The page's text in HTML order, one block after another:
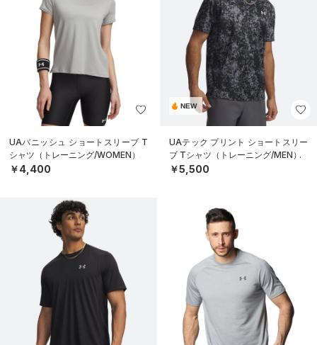
UAバニッシュ ショートスリーブ T
シャツ（トレーニング/WOMEN）
￥4,400
NEW
UAテック プリント ショートスリー
ブ Tシャツ（トレーニング/MEN）
￥5,500